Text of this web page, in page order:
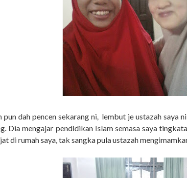
pun dah pencen sekarang ni, lembut je ustazah saya
Dia mengajar pendidikan Islam semasa saya
di rumah saya, tak sangka pula ustazah